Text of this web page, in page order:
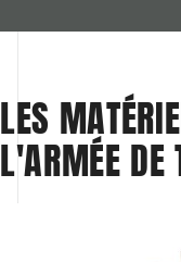
LES
L'ARMÉE DE